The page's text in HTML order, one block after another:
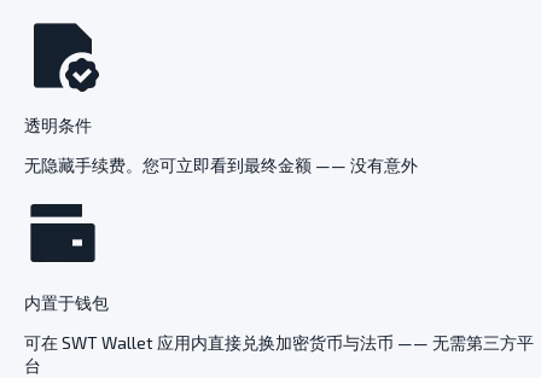
透明条件
无隐藏手续费。您可立即看到最终金额 —— 没有意外
内置于钱包
可在 SWT Wallet 应用内直接兑换加密货币与法币 —— 无需第三方平
台